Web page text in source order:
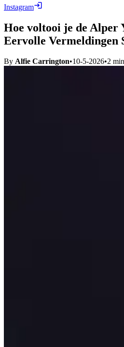
Instagram
Hoe voltooi je de Alper
Eervolle Vermeldingen
By Alfie Carrington•10-5-2026•2